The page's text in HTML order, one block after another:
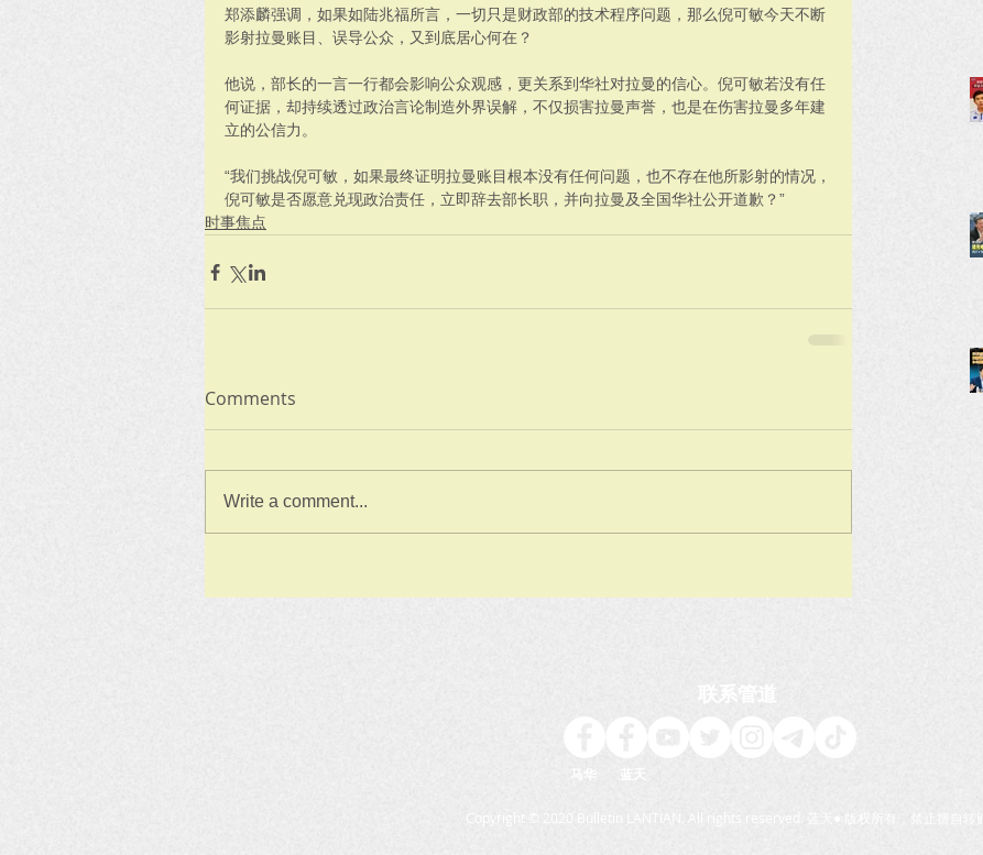
郑添麟强调，如果如陆兆福所言，一切只是财政部的技术程序问题，那么倪可敏今天不断
影射拉曼账目、误导公众，又到底居心何在？
他说，部长的一言一行都会影响公众观感，更关系到华社对拉曼的信心。倪可敏若没有任
何证据，却持续透过政治言论制造外界误解，不仅损害拉曼声誉，也是在伤害拉曼多年建
立的公信力。
“我们挑战倪可敏，如果最终证明拉曼账目根本没有任何问题，也不存在他所影射的情况，
倪可敏是否愿意兑现政治责任，立即辞去部长职，并向拉曼及全国华社公开道歉？”
时事焦点
Comments
Write a comment...
联系管道
马华 蓝天
Copyright © 2020 Bulletin LANTIAN. All rights reserved. 蓝天● 版权所有，禁止擅自转